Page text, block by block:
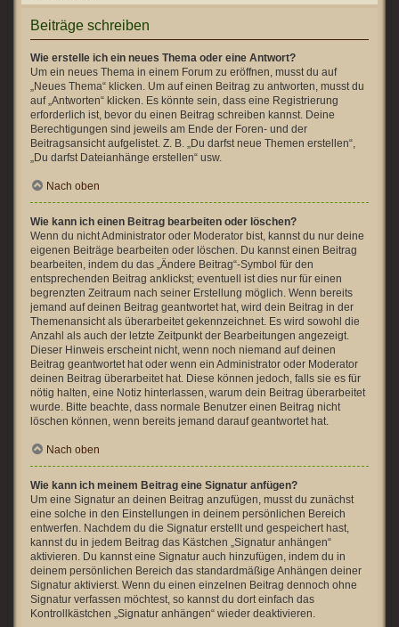
Beiträge schreiben
Wie erstelle ich ein neues Thema oder eine Antwort?
Um ein neues Thema in einem Forum zu eröffnen, musst du auf
„Neues Thema“ klicken. Um auf einen Beitrag zu antworten, musst du
auf „Antworten“ klicken. Es könnte sein, dass eine Registrierung
erforderlich ist, bevor du einen Beitrag schreiben kannst. Deine
Berechtigungen sind jeweils am Ende der Foren- und der
Beitragsansicht aufgelistet. Z. B. „Du darfst neue Themen erstellen“,
„Du darfst Dateianhänge erstellen“ usw.
Nach oben
Wie kann ich einen Beitrag bearbeiten oder löschen?
Wenn du nicht Administrator oder Moderator bist, kannst du nur deine
eigenen Beiträge bearbeiten oder löschen. Du kannst einen Beitrag
bearbeiten, indem du das „Ändere Beitrag“-Symbol für den
entsprechenden Beitrag anklickst; eventuell ist dies nur für einen
begrenzten Zeitraum nach seiner Erstellung möglich. Wenn bereits
jemand auf deinen Beitrag geantwortet hat, wird dein Beitrag in der
Themenansicht als überarbeitet gekennzeichnet. Es wird sowohl die
Anzahl als auch der letzte Zeitpunkt der Bearbeitungen angezeigt.
Dieser Hinweis erscheint nicht, wenn noch niemand auf deinen
Beitrag geantwortet hat oder wenn ein Administrator oder Moderator
deinen Beitrag überarbeitet hat. Diese können jedoch, falls sie es für
nötig halten, eine Notiz hinterlassen, warum dein Beitrag überarbeitet
wurde. Bitte beachte, dass normale Benutzer einen Beitrag nicht
löschen können, wenn bereits jemand darauf geantwortet hat.
Nach oben
Wie kann ich meinem Beitrag eine Signatur anfügen?
Um eine Signatur an deinen Beitrag anzufügen, musst du zunächst
eine solche in den Einstellungen in deinem persönlichen Bereich
entwerfen. Nachdem du die Signatur erstellt und gespeichert hast,
kannst du in jedem Beitrag das Kästchen „Signatur anhängen“
aktivieren. Du kannst eine Signatur auch hinzufügen, indem du in
deinem persönlichen Bereich das standardmäßige Anhängen deiner
Signatur aktivierst. Wenn du einen einzelnen Beitrag dennoch ohne
Signatur verfassen möchtest, so kannst du dort einfach das
Kontrollkästchen „Signatur anhängen“ wieder deaktivieren.